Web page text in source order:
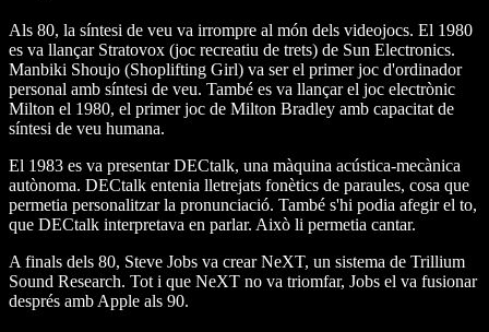
Als 80, la síntesi de veu va irrompre al món dels videojocs. El 1980
es va llançar Stratovox (joc recreatiu de trets) de Sun Electronics.
Manbiki Shoujo (Shoplifting Girl) va ser el primer joc d'ordinador
personal amb síntesi de veu. També es va llançar el joc electrònic
Milton el 1980, el primer joc de Milton Bradley amb capacitat de
síntesi de veu humana.
El 1983 es va presentar DECtalk, una màquina acústica-mecànica
autònoma. DECtalk entenia lletrejats fonètics de paraules, cosa que
permetia personalitzar la pronunciació. També s'hi podia afegir el to,
que DECtalk interpretava en parlar. Això li permetia cantar.
A finals dels 80, Steve Jobs va crear NeXT, un sistema de Trillium
Sound Research. Tot i que NeXT no va triomfar, Jobs el va fusionar
després amb Apple als 90.